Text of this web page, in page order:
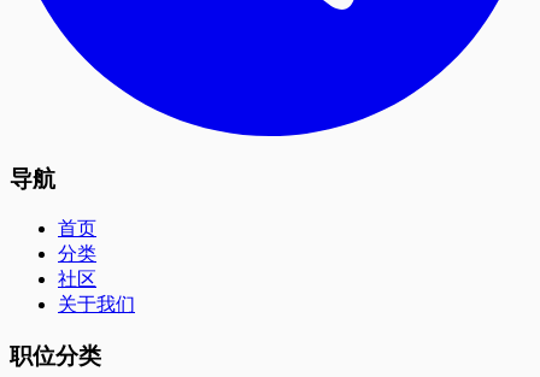
导航
首页
分类
社区
关于我们
职位分类